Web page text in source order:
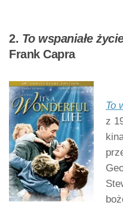
2. To wspaniałe
Frank Capra
To
z